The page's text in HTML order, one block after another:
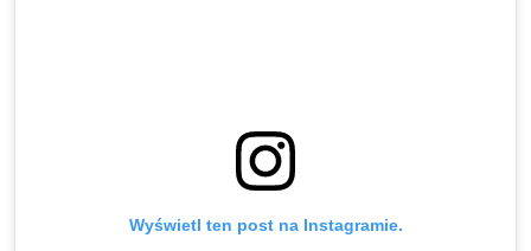
Wyświetl ten post na Instagramie.